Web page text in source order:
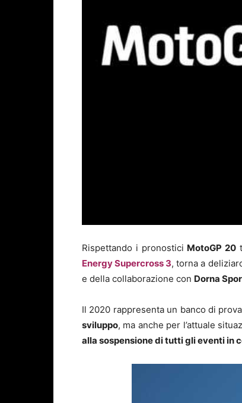
Rispettando i pronostici MotoGP 20
Energy Supercross 3, torna a
e della collaborazione con Dorna
Il 2020 rappresenta un banco di
sviluppo, ma anche per l’attuale
alla sospensione di tutti gli eventi in